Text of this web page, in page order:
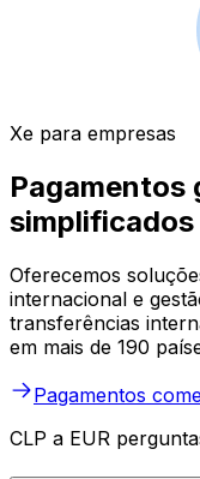
Xe para empresas
Pagamentos
simplificados
Oferecemos
internacional e
transferências
em mais de 190
Pagamentos
CLP a EUR